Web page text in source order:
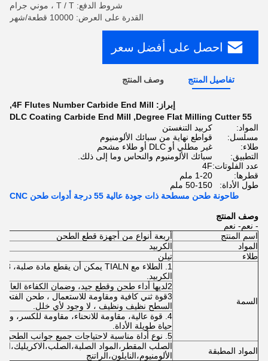
شروط الدفع: T / T ، موني جرام
القدرة على العرض: 10000 قطعة/شهر
احصل على أفضل سعر
تفاصيل المنتج وصف المنتج
إبراز: 4F Flutes Number Carbide End Mill
,
55 Degree Flat Milling Cutter
,
DLC Coating Carbide End Mill
المواد:
كربيد التنغستن
مسلسل:
قواطع نهاية من سبائك الألومنيوم
طلاء:
غير مطلي أو DLC أو طلاء مشحم
التطبيق:
سبائك الألومنيوم والنحاس وما إلى ذلك.
عدد الفلوتات:4F
قطرها:
1-20 ملم
طول الأداة:
50-150 ملم
طاحونة طحن مسطحة ذات جودة عالية 55 درجة أدوات طحن CNC
وصف المنتج
- نعم- نعم
اسم المنتج
أربعة أنواع من أجهزة قطع الطحن
المواد
الكربيد
طلاء
تيلن
السمة
الكربيد.
2لديها أداء طحن وقطع جيد، وضمان الكفاءة العالية للعمل.
3قوة ثني كافية ومقاومة للاستعمال ، طحن
السطح نظيف ونظيف ، لا وجود لأي خلل.
4. قوة عالية، مقاومة للانحناء، مقاومة للكسر،
حياة طويلة الأداة.
5. نوع أداة مناسبة لاحتياجات جميع جوانب الطحن.
المواد المطبقة
الصلب المقطر،المواد
الألومنيوم،النايلون،الراتنج